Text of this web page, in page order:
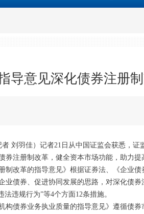
者 刘羽佳）记者21日从中国证监会获悉，
券注册制改革，健全资本市场功能，助力
制改革的指导意见》根据证券法、《企业
业债券、促进协同发展的思路，对深化债
违规行为”等4个方面12条措施。
构债券业务执业质量的指导意见》遵循债
导意见深化债券注册